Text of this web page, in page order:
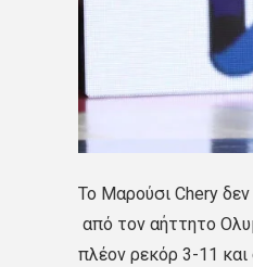
Το Μαρούσι Chery
από τον αήττητο
πλέον ρεκόρ 3-11